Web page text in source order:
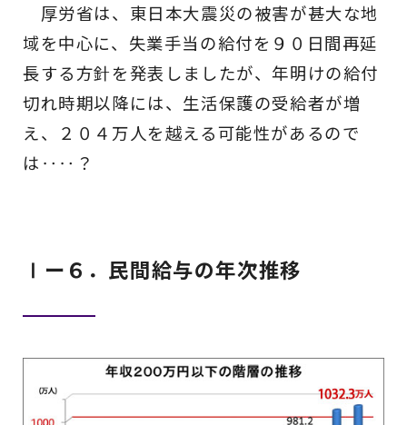
厚労省は、東日本大震災の被害が甚大な地
域を中心に、失業手当の給付を９０日間再延
長する方針を発表しましたが、年明けの給付
切れ時期以降には、生活保護の受給者が増
え、２０４万人を越える可能性があるので
は‥‥？
Ⅰー６．民間給与の年次推移